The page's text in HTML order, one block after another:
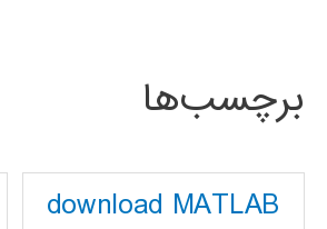
برچسب‌ها
download MATLAB